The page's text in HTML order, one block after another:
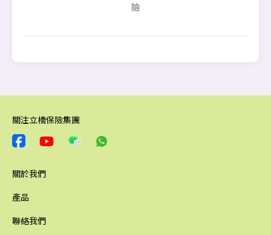
險
關注立橋保險集團
關於我們
產品
聯絡我們